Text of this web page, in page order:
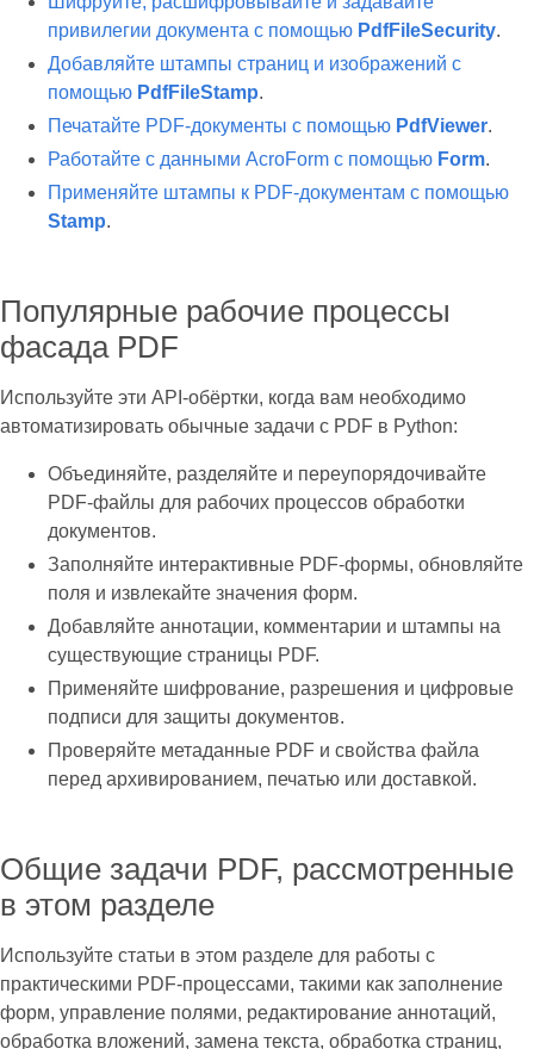
привилегии документа с помощью PdfFileSecurity.
Добавляйте штампы страниц и изображений с
помощью PdfFileStamp.
Печатайте PDF‑документы с помощью PdfViewer.
Работайте с данными AcroForm с помощью Form.
Применяйте штампы к PDF‑документам с помощью
Stamp.
Популярные рабочие процессы
фасада PDF
Используйте эти API‑обёртки, когда вам необходимо
автоматизировать обычные задачи с PDF в Python:
Объединяйте, разделяйте и переупорядочивайте
PDF‑файлы для рабочих процессов обработки
документов.
Заполняйте интерактивные PDF‑формы, обновляйте
поля и извлекайте значения форм.
Добавляйте аннотации, комментарии и штампы на
существующие страницы PDF.
Применяйте шифрование, разрешения и цифровые
подписи для защиты документов.
Проверяйте метаданные PDF и свойства файла
перед архивированием, печатью или доставкой.
Общие задачи PDF, рассмотренные
в этом разделе
Используйте статьи в этом разделе для работы с
практическими PDF‑процессами, такими как заполнение
форм, управление полями, редактирование аннотаций,
обработка вложений, замена текста, обработка страниц,